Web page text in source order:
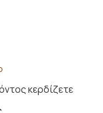
κερδίζετε